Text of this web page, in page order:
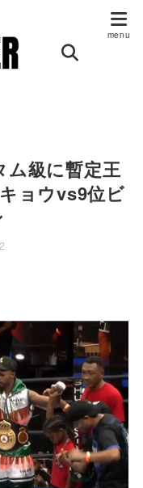
ム級に暫定王
ョウvs9位ビ